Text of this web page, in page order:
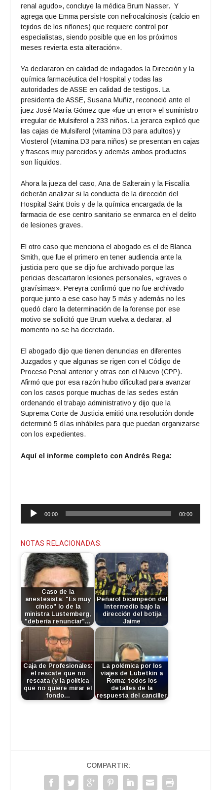
renal agudo», concluye la médica Brum Nasser. Y
agrega que Emma persiste con nefrocalcinosis (calcio en
tejidos de los riñones) que requiere control por
especialistas, siendo posible que en los próximos
meses revierta esta alteración».
Ya declararon en calidad de indagados la Dirección y la
química farmacéutica del Hospital y todas las
autoridades de ASSE en calidad de testigos. La
presidenta de ASSE, Susana Muñiz, reconoció ante el
juez José María Gómez que «fue un error» el suministro
irregular de Mulsiferol a 233 niños. La jerarca explicó que
las cajas de Mulsiferol (vitamina D3 para adultos) y
Viosterol (vitamina D3 para niños) se presentan en cajas
y frascos muy parecidos y además ambos productos
son líquidos.
Ahora la jueza del caso, Ana de Salterain y la Fiscalía
deberán analizar si la conducta de la dirección del
Hospital Saint Bois y de la química encargada de la
farmacia de ese centro sanitario se enmarca en el delito
de lesiones graves.
El otro caso que menciona el abogado es el de Blanca
Smith, que fue el primero en tener audiencia ante la
justicia pero que se dijo fue archivado porque las
pericias descartaron lesiones personales, «graves o
gravísimas». Pereyra confirmó que no fue archivado
porque junto a ese caso hay 5 más y además no les
quedó claro la determinación de la forense por ese
motivo se solicitó que Brum vuelva a declarar, al
momento no se ha decretado.
El abogado dijo que tienen denuncias en diferentes
Juzgados y que algunas se rigen con el Código de
Proceso Penal anterior y otras con el Nuevo (CPP).
Afirmó que por esa razón hubo dificultad para avanzar
con los casos porque muchas de las sedes están
ordenando el trabajo administrativo y dijo que la
Suprema Corte de Justicia emitió una resolución donde
determinó 5 días inhábiles para que puedan organizarse
con los expedientes.
Aquí el informe completo con Andrés Rega:
Reproductor
00:00 00:00
NOTAS RELACIONADAS:
Caso de la
anestesista: "Es muy
cínico" lo de la
ministra Lustemberg,
"debería renunciar"…
Peñarol bicampeón del
Intermedio bajo la
dirección del botija
Jaime
Caja de Profesionales:
el rescate que no
rescata (y la política
que no quiere mirar el
fondo…
La polémica por los
viajes de Lubetkin a
Roma: todos los
detalles de la
respuesta del canciller
COMPARTIR: